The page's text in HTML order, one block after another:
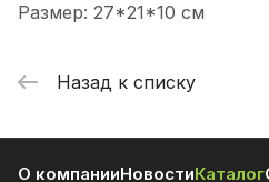
Размер: 27*21*10 см
Назад к списку
О компанииНовостиКаталог